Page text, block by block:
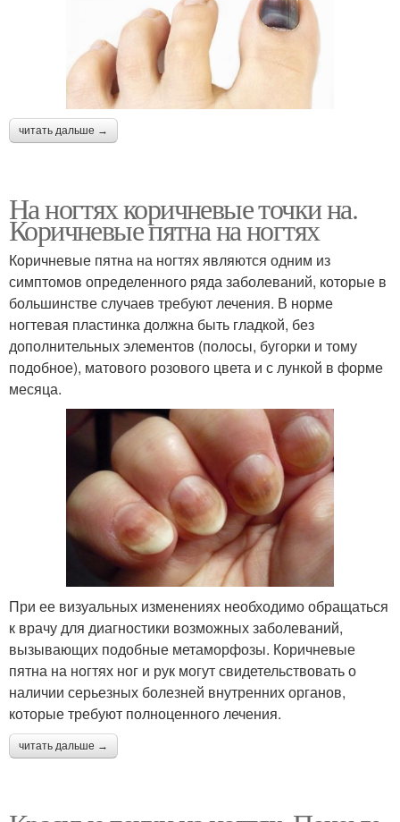
читать дальше →
На ногтях коричневые точки на.
Коричневые пятна на ногтях
Коричневые пятна на ногтях являются одним из
симптомов определенного ряда заболеваний, которые в
большинстве случаев требуют лечения. В норме
ногтевая пластинка должна быть гладкой, без
дополнительных элементов (полосы, бугорки и тому
подобное), матового розового цвета и с лункой в форме
месяца.
При ее визуальных изменениях необходимо обращаться
к врачу для диагностики возможных заболеваний,
вызывающих подобные метаморфозы. Коричневые
пятна на ногтях ног и рук могут свидетельствовать о
наличии серьезных болезней внутренних органов,
которые требуют полноценного лечения.
читать дальше →